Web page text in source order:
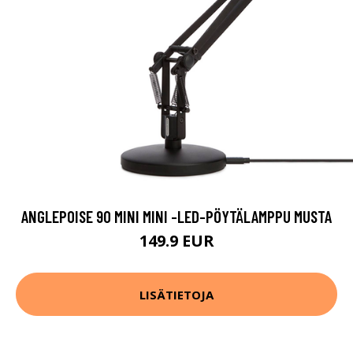
ANGLEPOISE 90 MINI MINI -LED-PÖYTÄLAMPPU MUSTA
149.9 EUR
LISÄTIETOJA